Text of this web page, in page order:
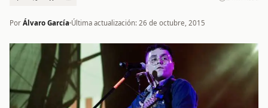
Por Álvaro García Última actualización: 26 de octubre, 2015